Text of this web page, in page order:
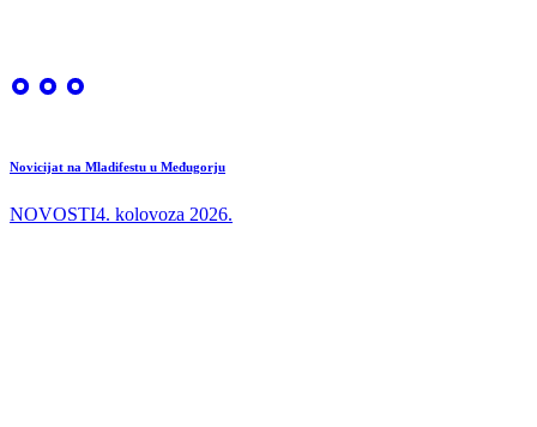
Novicijat na Mladifestu u Međugorju
NOVOSTI4. kolovoza 2026.